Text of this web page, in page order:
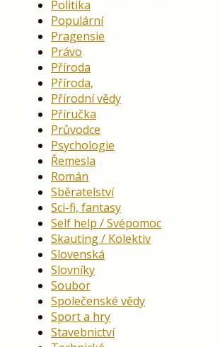
Politika
Populární
Pragensie
Právo
Příroda
Příroda,
Přírodní vědy
Příručka
Průvodce
Psychologie
Řemesla
Román
Sběratelství
Sci-fi, fantasy
Self help / Svépomoc
Skauting / Kolektiv
Slovenská
Slovníky
Soubor
Společenské vědy
Sport a hry
Stavebnictví